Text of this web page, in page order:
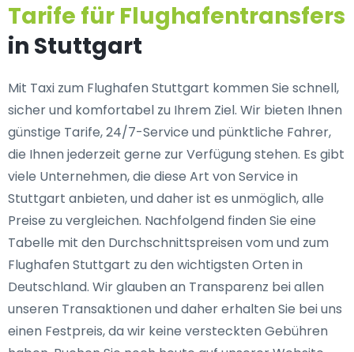
Tarife für Flughafentransfers
in Stuttgart
Mit Taxi zum Flughafen Stuttgart kommen Sie schnell,
sicher und komfortabel zu Ihrem Ziel. Wir bieten Ihnen
günstige Tarife, 24/7-Service und pünktliche Fahrer,
die Ihnen jederzeit gerne zur Verfügung stehen. Es gibt
viele Unternehmen, die diese Art von Service in
Stuttgart anbieten, und daher ist es unmöglich, alle
Preise zu vergleichen. Nachfolgend finden Sie eine
Tabelle mit den Durchschnittspreisen vom und zum
Flughafen Stuttgart zu den wichtigsten Orten in
Deutschland. Wir glauben an Transparenz bei allen
unseren Transaktionen und daher erhalten Sie bei uns
einen Festpreis, da wir keine versteckten Gebühren